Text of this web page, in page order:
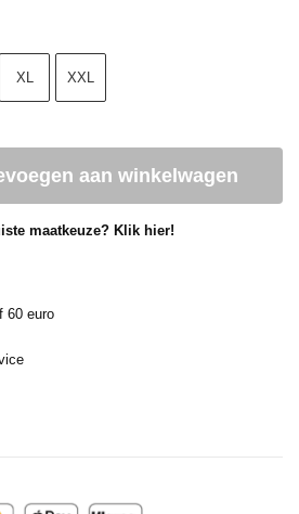
XL XXL
aan winkelwagen
maatkeuze? Klik hier!
60 euro